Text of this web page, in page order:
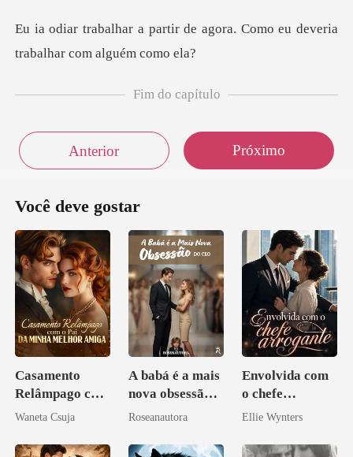
r de agora. Como eu deveria
t
Fim do capítulo
Anterior Próximo
Você deve gostar
Casamento
Relâmpago com
o Pai da Minha
Waneta Csuja
A babá é a mais
nova obsessão
do CEO
Roseanautora
Envolvida com
o chefe
arrogante
Ellie Wynters